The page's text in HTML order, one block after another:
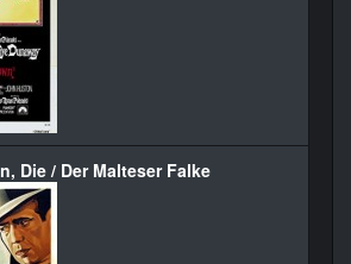
Die / Der Malteser Falke